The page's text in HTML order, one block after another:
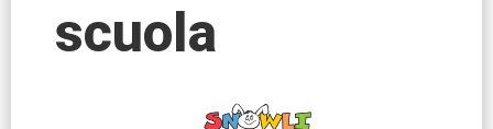
scuola